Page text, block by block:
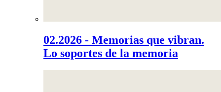
02.2026 - Memorias que vibran.
Lo soportes de la memoria